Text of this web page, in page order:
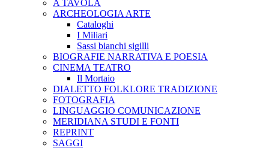
A TAVOLA
ARCHEOLOGIA ARTE
Cataloghi
I Miliari
Sassi bianchi sigilli
BIOGRAFIE NARRATIVA E POESIA
CINEMA TEATRO
Il Mortaio
DIALETTO FOLKLORE TRADIZIONE
FOTOGRAFIA
LINGUAGGIO COMUNICAZIONE
MERIDIANA STUDI E FONTI
REPRINT
SAGGI